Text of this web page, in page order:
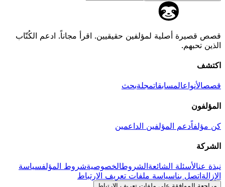
قصص قصيرة أصلية لمؤلفين حقيقيين. اقرأ مجاناً. ادعم الكُتّاب
الذين تحبهم.
اكتشف
قصصالأنواعالمسابقاتمجلةبحث
المؤلفون
كن مؤلفاًدعم المؤلفين الداعمين
الشركة
نبذة عنالأسئلة الشائعة الشروطالخصوصيةشروط المؤلفسياسة
الإزالة اتصل بناسياسة ملفات تعريف الارتباط